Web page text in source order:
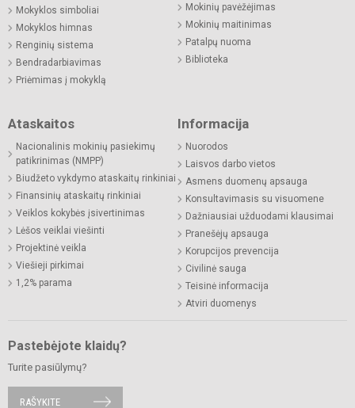
Mokyklos simboliai
Mokyklos himnas
Renginių sistema
Bendradarbiavimas
Priėmimas į mokyklą
Mokinių pavėžėjimas
Mokinių maitinimas
Patalpų nuoma
Biblioteka
Ataskaitos
Nacionalinis mokinių pasiekimų
patikrinimas (NMPP)
Biudžeto vykdymo ataskaitų rinkiniai
Finansinių ataskaitų rinkiniai
Veiklos kokybės įsivertinimas
Lėšos veiklai viešinti
Projektinė veikla
Viešieji pirkimai
1,2% parama
Informacija
Nuorodos
Laisvos darbo vietos
Asmens duomenų apsauga
Konsultavimasis su visuomene
Dažniausiai užduodami klausimai
Pranešėjų apsauga
Korupcijos prevencija
Civilinė sauga
Teisinė informacija
Atviri duomenys
Pastebėjote klaidų?
Turite pasiūlymų?
RAŠYKITE